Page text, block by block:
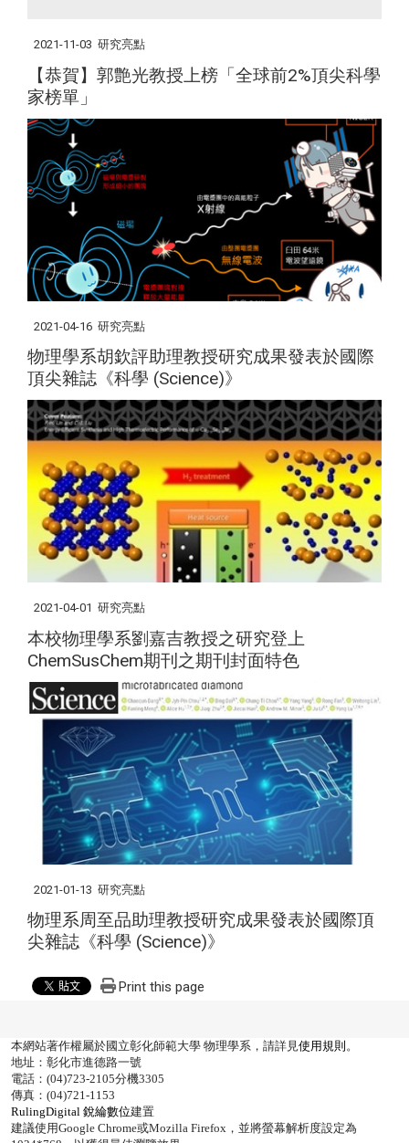
2021-11-03 研究亮點
【恭賀】郭艶光教授上榜「全球前2%頂尖科學
家榜單」
2021-04-16 研究亮點
物理學系胡欽評助理教授研究成果發表於國際
頂尖雜誌《科學 (Science)》
2021-04-01 研究亮點
本校物理學系劉嘉吉教授之研究登上
ChemSusChem期刊之期刊封面特色
2021-01-13 研究亮點
物理系周至品助理教授研究成果發表於國際頂
尖雜誌《科學 (Science)》
Print this page
本網站著作權屬於國立彰化師範大學 物理學系，請詳見使用規則 。
地址：彰化市進德路一號
電話：(04)723-2105分機3305
傳真：(04)721-1153
RulingDigital 銳綸數位建置
建議使用Google Chrome或Mozilla Firefox，並將螢幕解析度設定為